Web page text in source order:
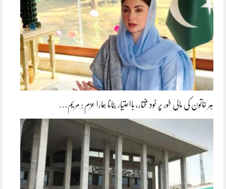
ہر خاتون کی مالی طور پر خود مختار، بااحتیار بنانا ہمارا عزم : مریم…